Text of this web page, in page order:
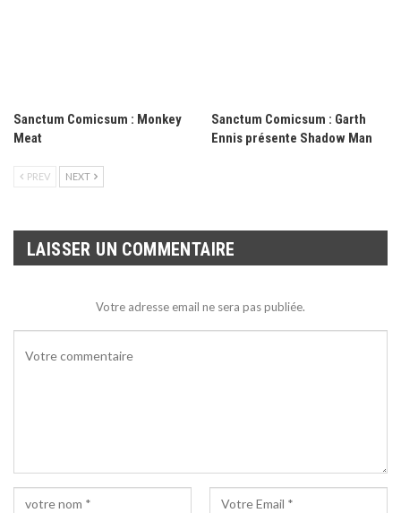
Sanctum Comicsum : Monkey
Meat
Sanctum Comicsum : Garth
Ennis présente Shadow Man
PREV NEXT
LAISSER UN COMMENTAIRE
Votre adresse email ne sera pas publiée.